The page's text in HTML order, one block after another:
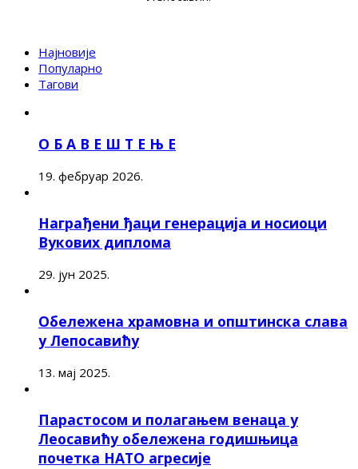
Најновије
Популарно
Тагови
О Б А В Е Ш Т Е Њ Е
19. фебруар 2026.
Награђени ђаци генерација и носиоци
Вукових диплома
29. јун 2025.
Обележена храмовна и општинска слава
у Лепосавићу
13. мај 2025.
Парастосом и полагањем венаца у
Леосавићу обележена годишњица
почетка НАТО агресије